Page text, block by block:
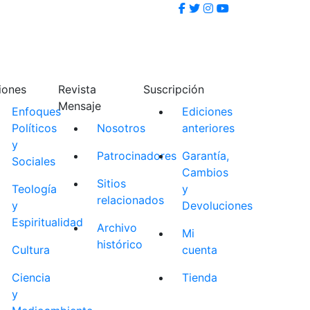
Enfoques
Políticos
y
Sociales
Teología
y
Espiritualidad
Cultura
Ciencia
y
Revista
Mensaje
Nosotros
Patrocinadores
Sitios
relacionados
Archivo
histórico
Suscripción
Ediciones
anteriores
Garantía,
Cambios
y
Devoluciones
Mi
cuenta
Tienda